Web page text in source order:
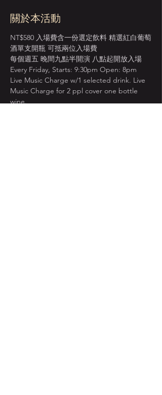
關於本活動
NT$580 入場費含一份選定飲料 精選紅白葡萄
酒單支開瓶 可抵兩位入場費
每個週五 晚間九點半開演 八點起開放入場
Every Friday, Starts: 9:30pm Open: 8pm
Live Music Charge w/1 selected drink. Live
Music Charge for 2 ppl cover one bottle
wine.